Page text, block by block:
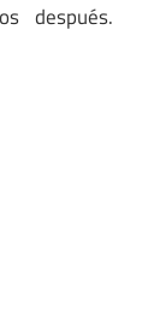
después.